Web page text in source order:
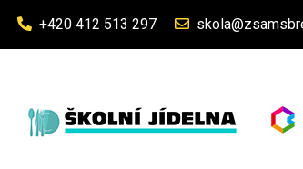
+420 412 513 297